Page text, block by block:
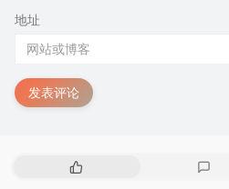
地址
发表评论
热